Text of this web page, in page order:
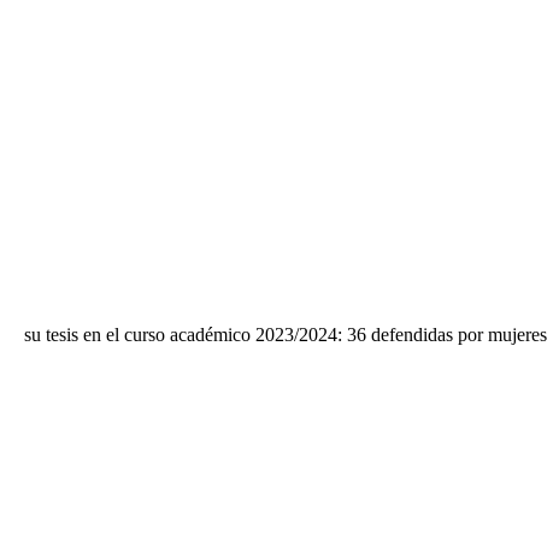
su tesis en el curso académico 2023/2024: 36 defendidas por mujeres